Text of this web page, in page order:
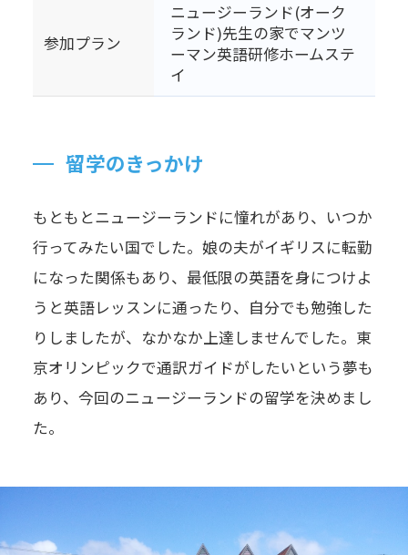
参加プラン
ニュージーランド(オーク
ランド)先生の家でマンツ
ーマン英語研修ホームステ
イ
留学のきっかけ
もともとニュージーランドに憧れがあり、いつか
行ってみたい国でした。娘の夫がイギリスに転勤
になった関係もあり、最低限の英語を身につけよ
うと英語レッスンに通ったり、自分でも勉強した
りしましたが、なかなか上達しませんでした。東
京オリンピックで通訳ガイドがしたいという夢も
あり、今回のニュージーランドの留学を決めまし
た。